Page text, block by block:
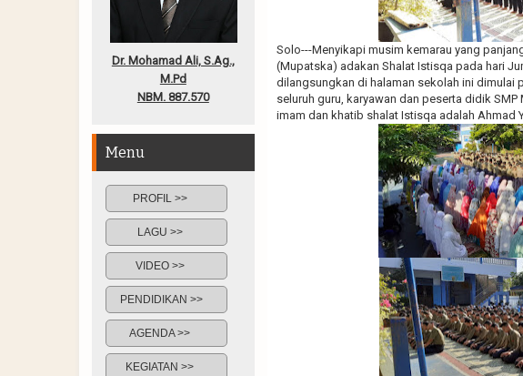
Solo---Menyikapi musim kemarau yang
(Mupatska) adakan Shalat Istisqa pada hari
dilangsungkan di halaman sekolah ini dimulai
seluruh guru, karyawan dan peserta didik
imam dan khatib shalat Istisqa adalah Ahmad
Dr. Mohamad Ali, S.Ag.,
M.Pd
NBM. 887.570
Menu
PROFIL >>
LAGU >>
VIDEO >>
PENDIDIKAN >>
AGENDA >>
KEGIATAN >>